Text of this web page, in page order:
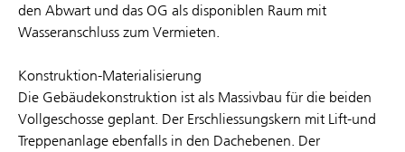
den Abwart und das OG als disponiblen Raum mit
Wasseranschluss zum Vermieten.
Konstruktion-Materialisierung
Die Gebäudekonstruktion ist als Massivbau für die beiden
Vollgeschosse geplant. Der Erschliessungskern mit Lift-und
Treppenanlage ebenfalls in den Dachebenen. Der